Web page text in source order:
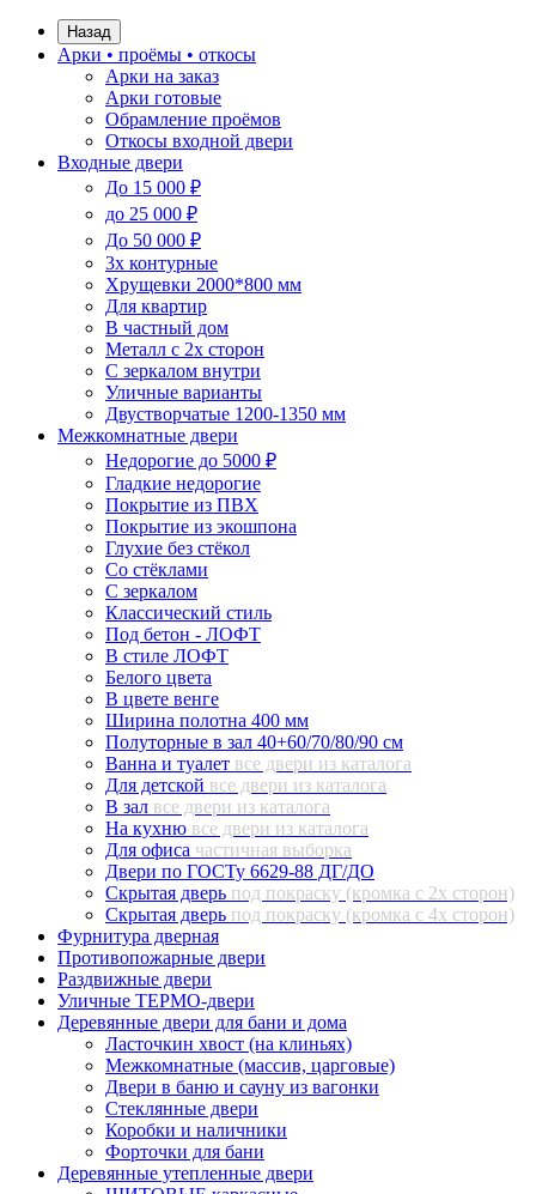
Назад
Арки • проёмы • откосы
Арки на заказ
Арки готовые
Обрамление проёмов
Откосы входной двери
Входные двери
До 15 000 ₽
до 25 000 ₽
До 50 000 ₽
3х контурные
Хрущевки 2000*800 мм
Для квартир
В частный дом
Металл с 2х сторон
С зеркалом внутри
Уличные варианты
Двустворчатые 1200-1350 мм
Межкомнатные двери
Недорогие до 5000 ₽
Гладкие недорогие
Покрытие из ПВХ
Покрытие из экошпона
Глухие без стёкол
Со стёклами
С зеркалом
Классический стиль
Под бетон - ЛОФТ
В стиле ЛОФТ
Белого цвета
В цвете венге
Ширина полотна 400 мм
Полуторные в зал 40+60/70/80/90 см
Ванна и туалет все двери из каталога
Для детской все двери из каталога
В зал все двери из каталога
На кухню все двери из каталога
Для офиса частичная выборка
Двери по ГОСТу 6629-88 ДГ/ДО
Скрытая дверь под покраску (кромка с 2х сторон)
Скрытая дверь под покраску (кромка с 4х сторон)
Фурнитура дверная
Противопожарные двери
Раздвижные двери
Уличные ТЕРМО-двери
Деревянные двери для бани и дома
Ласточкин хвост (на клиньях)
Межкомнатные (массив, царговые)
Двери в баню и сауну из вагонки
Стеклянные двери
Коробки и наличники
Форточки для бани
Деревянные утепленные двери